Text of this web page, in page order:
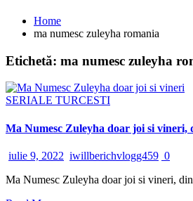
Home
ma numesc zuleyha romania
Etichetă: ma numesc zuleyha
SERIALE TURCESTI
Ma Numesc Zuleyha doar joi si vineri,
iulie 9, 2022 iwillberichvlogg459 0
Ma Numesc Zuleyha doar joi si vineri,